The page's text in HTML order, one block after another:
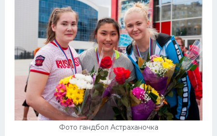
Фото гандбол Астраханочка